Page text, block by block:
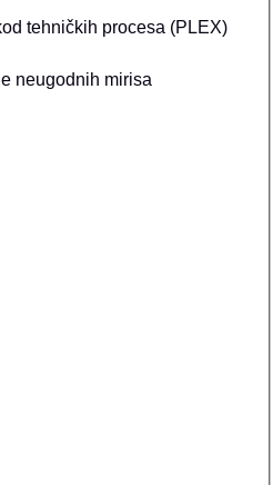
tehničkih procesa (PLEX)
neugodnih mirisa